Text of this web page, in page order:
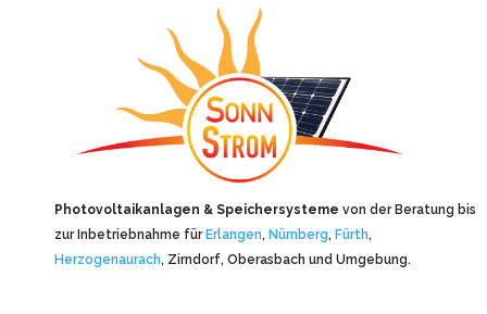
Photovoltaikanlagen & Speichersysteme von der Beratung bis
zur Inbetriebnahme für Erlangen, Nürnberg, Fürth,
Herzogenaurach, Zirndorf, Oberasbach und Umgebung.